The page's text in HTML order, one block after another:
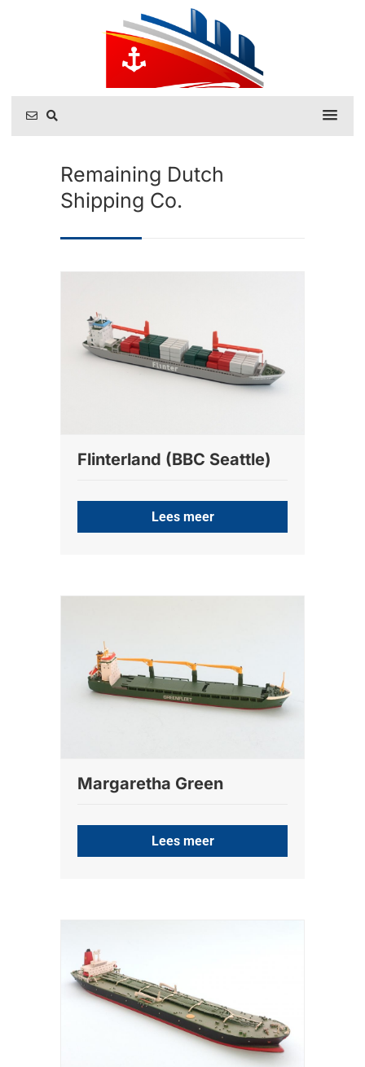
Remaining Dutch
Shipping Co.
Flinterland (BBC Seattle)
Lees meer
Margaretha Green
Lees meer